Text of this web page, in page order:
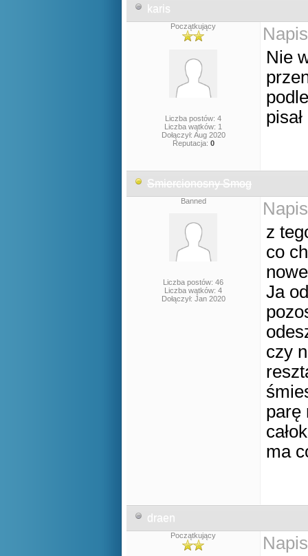
karis
Początkujący
Liczba postów: 4
Liczba wątków: 1
Dołączył: Aug 2020
Reputacja: 0
Nie
Smiercionosny Smog
Banned
Liczba postów: 46
Liczba wątków: 4
Dołączył: Jan 2020
z
co
Ja
czy
parę
ma
draen
Początkujący